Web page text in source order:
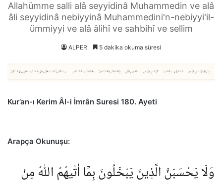
Allahümme salli alâ seyyidinâ Muhammedin ve alâ
âli seyyidinâ nebiyyinâ Muhammedini'n-nebiyyi'il-
ümmiyyi ve alâ âlihî ve sahbihî ve sellim
ALPER 5 dakika okuma süresi
Kur’an-ı Kerim Âl-i İmrân Suresi 180. Ayeti
Arapça Okunuşu:
وَلَا يَحْسَبَنَّ الَّذ۪ينَ يَبْخَلُونَ بِمَٓا اٰتٰيهُمُ اللّٰهُ مِنْ